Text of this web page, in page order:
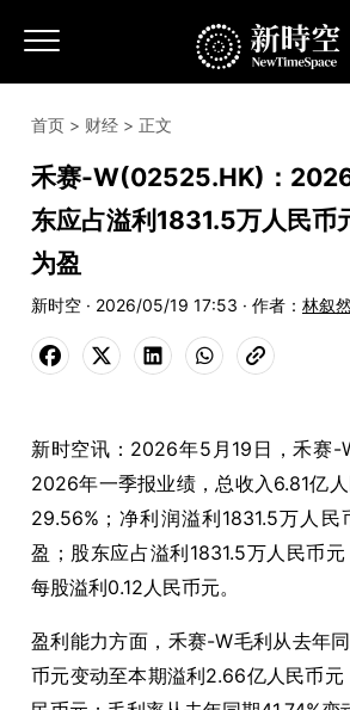
首页 > 财经 > 正文
禾赛-W(02525.HK)：
东应占溢利1831.5万人民币
为盈
新时空 · 2026/05/19 17:53 · 作者： 林叙然
新时空讯：2026年5月19日，禾赛-
2026年一季报业绩，总收入6.81亿
29.56%；净利润溢利1831.5万人民
盈；股东应占溢利1831.5万人民币元
每股溢利0.12人民币元。
盈利能力方面，禾赛-W毛利从去年
币元变动至本期溢利2.66亿人民币